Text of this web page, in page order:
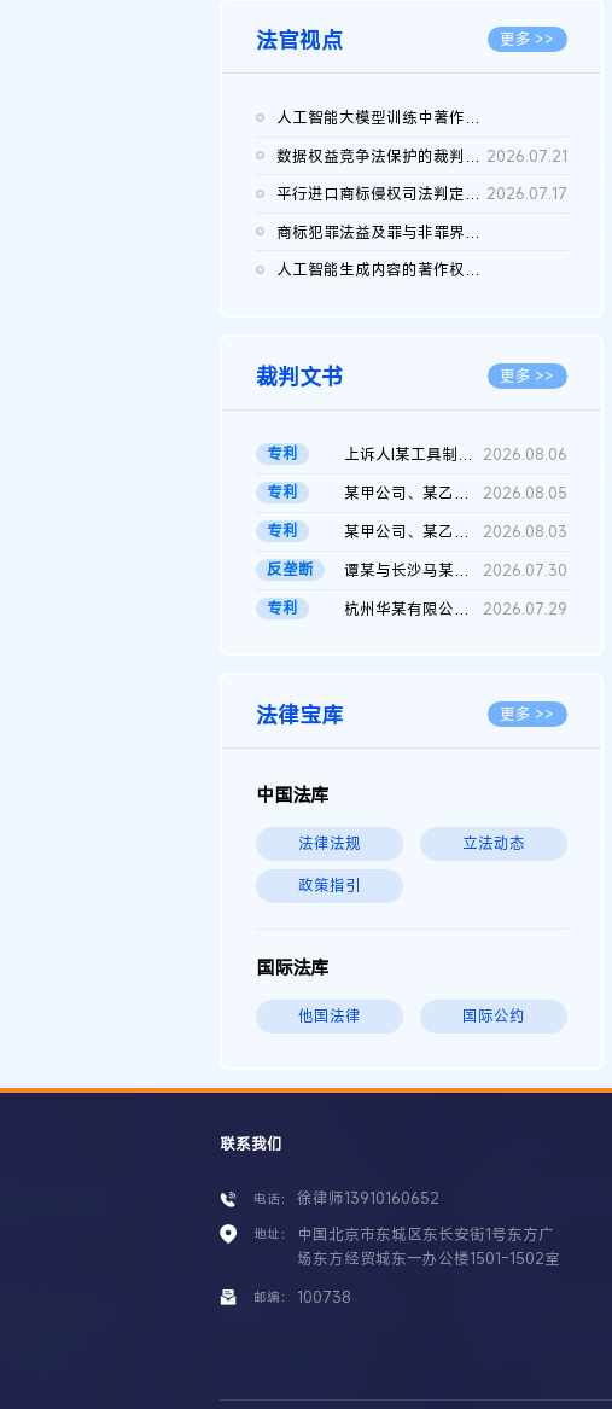
法官视点 更多 >>
人工智能大模型训练中著作权的合理使用
2026.07.28
数据权益竞争法保护的裁判路径构建 2026.07.21
平行进口商标侵权司法判定规则的困境与纾解 2026.07.17
商标犯罪法益及罪与非罪界限研究
人工智能生成内容的著作权司法认定：演进逻辑、现实困境与规则建...
裁判文书 更多 >>
专利 上诉人I某工具制品有限公司与被上诉人程某及一审被告中华人民共和...
2026.08.06
专利
某甲公司、某乙公司、某丙公司申请诉前行为保全复议裁定书
2026.08.05
专利
某甲公司、某乙公司、官某与某丙公司专利申请权权属纠纷 二审判决...
2026.08.03
反垄断
谭某与长沙马某堆农产品股份有限公司滥用市场支配地位纠纷二审裁...
2026.07.30
专利
杭州华某有限公司与菲某有限公司侵害发明专利权纠纷 2026.07.29
法律宝库 更多 >>
中国法库
法律法规 立法动态
政策指引
国际法库
他国法律 国际公约
联系我们
电话： 徐律师13910160652
地址：
中国北京市东城区东长安街1号东方广
场东方经贸城东一办公楼1501-1502室
邮编： 100738